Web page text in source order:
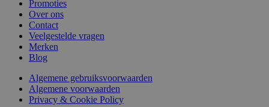
Promoties
Over ons
Contact
Veelgestelde vragen
Merken
Blog
Algemene gebruiksvoorwaarden
Algemene voorwaarden
Privacy & Cookie Policy